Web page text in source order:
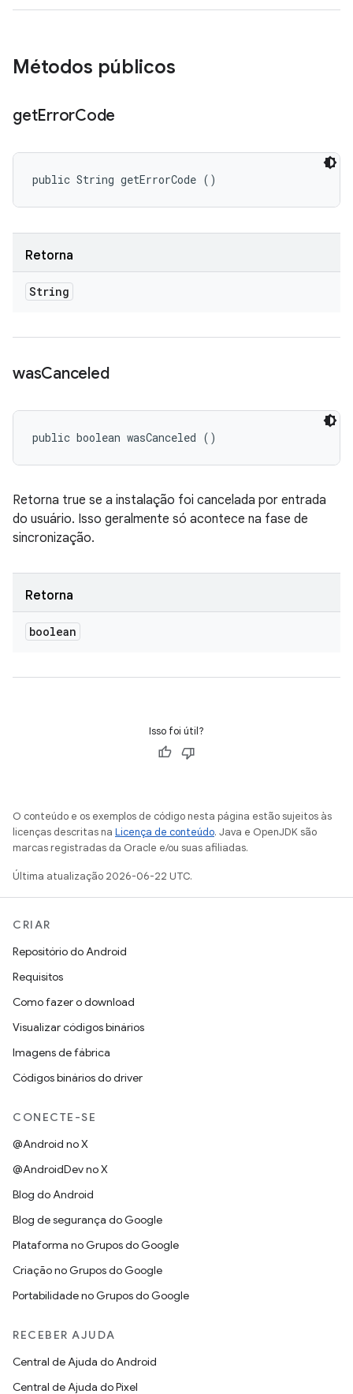
Métodos públicos
getErrorCode
public String getErrorCode ()
Retorna
String
wasCanceled
public boolean wasCanceled ()
Retorna true se a instalação foi cancelada por entrada
do usuário. Isso geralmente só acontece na fase de
sincronização.
Retorna
boolean
Isso foi útil?
O conteúdo e os exemplos de código nesta página estão sujeitos às
licenças descritas na Licença de conteúdo. Java e OpenJDK são
marcas registradas da Oracle e/ou suas afiliadas.
Última atualização 2026-06-22 UTC.
CRIAR
Repositório do Android
Requisitos
Como fazer o download
Visualizar códigos binários
Imagens de fábrica
Códigos binários do driver
CONECTE-SE
@Android no X
@AndroidDev no X
Blog do Android
Blog de segurança do Google
Plataforma no Grupos do Google
Criação no Grupos do Google
Portabilidade no Grupos do Google
RECEBER AJUDA
Central de Ajuda do Android
Central de Ajuda do Pixel